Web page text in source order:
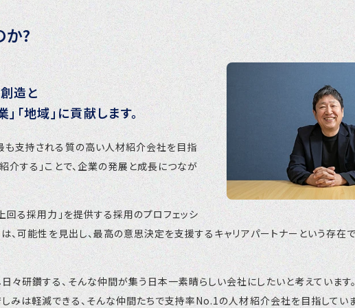
採用情報
トピックス
P-maneコラム
ニュース
か?
造と
「地域」に貢献します。
も支持される質の高い人材紹介会社を目指
介する」ことで、企業の発展と成長につなが
回る採用力」を提供する採用のプロフェッシ
は、可能性を見出し、最高の意思決定を支援するキャリアパートナーという存在
研鑽する、そんな仲間が集う日本一素晴らしい会社にしたいと考えています
みは軽減できる、そんな仲間たちで支持率No.1の人材紹介会社を目指してい